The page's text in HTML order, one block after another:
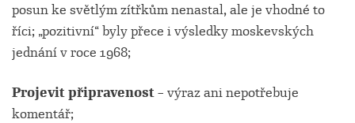
posun ke světlým zítřkům nenastal, ale je vhodné to
říci; „pozitivní“ byly přece i výsledky moskevských
jednání v roce 1968;
Projevit připravenost– výraz ani nepotřebuje
komentář;